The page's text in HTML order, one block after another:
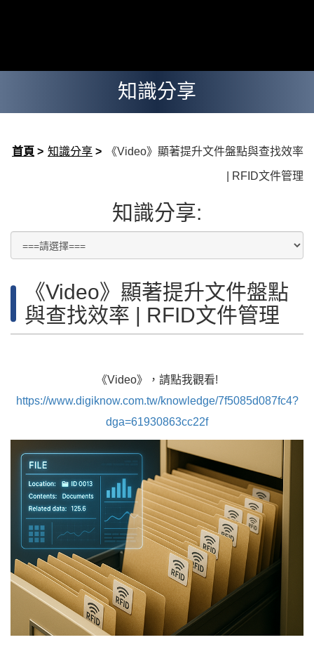
知識分享
首頁 > 知識分享 > 《Video》顯著提升文件盤點與查找效率
| RFID文件管理
知識分享:
《Video》顯著提升文件盤點
與查找效率 | RFID文件管理
《Video》，請點我觀看!
https://www.digiknow.com.tw/knowledge/7f5085d087fc4?
dga=61930863cc22f